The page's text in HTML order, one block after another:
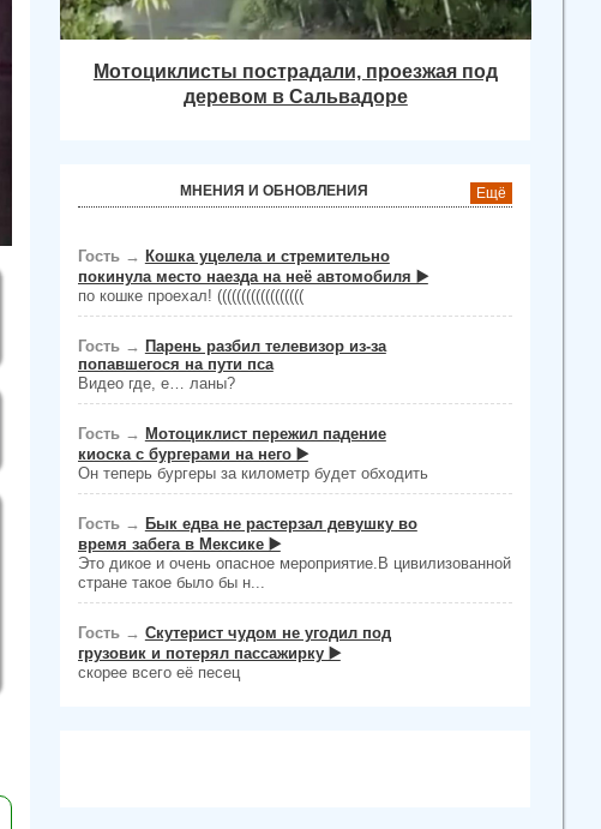
Мотоциклисты пострадали, проезжая под
деревом в Сальвадоре
МНЕНИЯ И ОБНОВЛЕНИЯ Ещё
Гость → Кошка уцелела и стремительно
покинула место наезда на неё автомобиля ▶️
по кошке проехал! ((((((((((((((((((
Гость → Парень разбил телевизор из-за
попавшегося на пути пса
Видео где, е… ланы?
Гость → Мотоциклист пережил падение
киоска с бургерами на него ▶️
Он теперь бургеры за километр будет обходить
Гость → Бык едва не растерзал девушку во
время забега в Мексике ▶️
Это дикое и очень опасное мероприятие.В цивилизованной
стране такое было бы н...
Гость → Скутерист чудом не угодил под
грузовик и потерял пассажирку ▶️
скорее всего её песец